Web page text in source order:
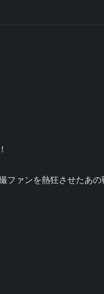
ファンを熱狂させたあの